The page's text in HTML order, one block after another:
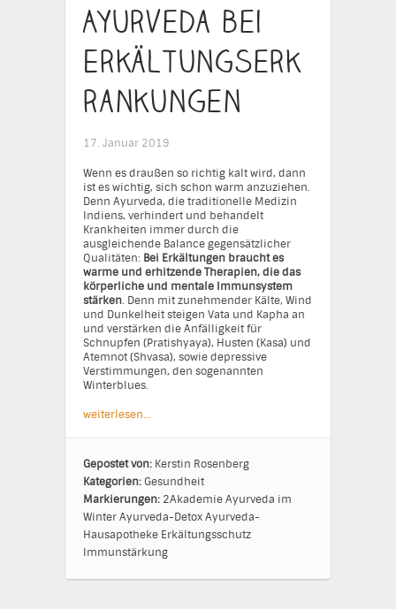
Ayurveda bei
Erkältungserk
rankungen
17. Januar 2019
Wenn es draußen so richtig kalt wird, dann
ist es wichtig, sich schon warm anzuziehen.
Denn Ayurveda, die traditionelle Medizin
Indiens, verhindert und behandelt
Krankheiten immer durch die
ausgleichende Balance gegensätzlicher
Qualitäten: Bei Erkältungen braucht es
warme und erhitzende Therapien, die das
körperliche und mentale Immunsystem
stärken. Denn mit zunehmender Kälte, Wind
und Dunkelheit steigen Vata und Kapha an
und verstärken die Anfälligkeit für
Schnupfen (Pratishyaya), Husten (Kasa) und
Atemnot (Shvasa), sowie depressive
Verstimmungen, den sogenannten
Winterblues.
weiterlesen…
Gepostet von: Kerstin Rosenberg
Kategorien: Gesundheit
Markierungen: 2AkademieAyurveda im
WinterAyurveda-DetoxAyurveda-
Hausapotheke Erkältungsschutz
Immunstärkung